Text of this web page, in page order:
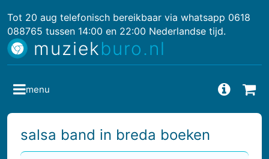
Tot 20 aug telefonisch bereikbaar via whatsapp 0618
088765 tussen 14:00 en 22:00 Nederlandse tijd.
muziekburo.nl
salsa band in breda boeken
menu